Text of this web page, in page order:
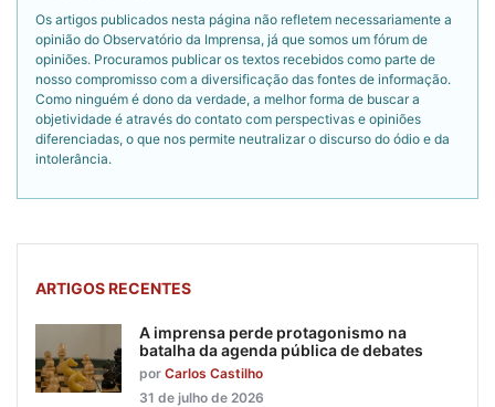
Os artigos publicados nesta página não refletem necessariamente a
opinião do Observatório da Imprensa, já que somos um fórum de
opiniões. Procuramos publicar os textos recebidos como parte de
nosso compromisso com a diversificação das fontes de informação.
Como ninguém é dono da verdade, a melhor forma de buscar a
objetividade é através do contato com perspectivas e opiniões
diferenciadas, o que nos permite neutralizar o discurso do ódio e da
intolerância.
ARTIGOS RECENTES
A imprensa perde protagonismo na
batalha da agenda pública de debates
por Carlos Castilho
31 de julho de 2026